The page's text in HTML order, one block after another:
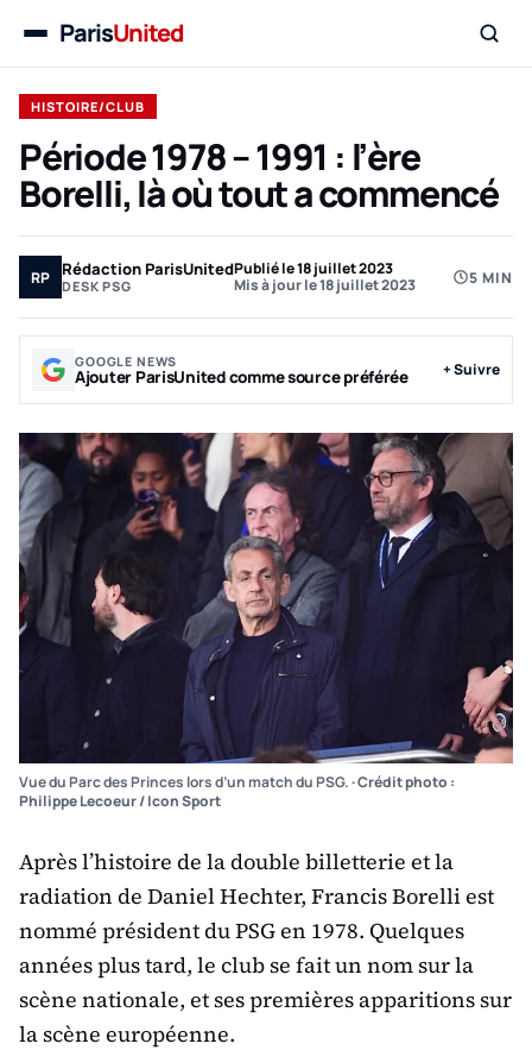
MenuParisUnited
HISTOIRE/CLUB
Période 1978 – 1991 : l’ère
Borelli, là où tout a commencé
RP Rédaction ParisUnited
DESK PSG
Publié le 18 juillet 2023
Mis à jour le 18 juillet 2023
5 MIN
GOOGLE NEWS
Ajouter ParisUnited comme source préférée + Suivre
Vue du Parc des Princes lors d’un match du PSG.· Crédit photo :
Philippe Lecoeur / Icon Sport
Après l’histoire de la double billetterie et la
radiation de Daniel Hechter, Francis Borelli est
nommé président du PSG en 1978. Quelques
années plus tard, le club se fait un nom sur la
scène nationale, et ses premières apparitions sur
la scène européenne.